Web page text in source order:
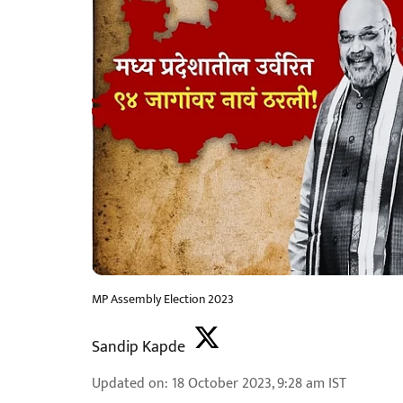
MP Assembly Election 2023
Sandip Kapde
Updated on: 18 October 2023, 9:28 am IST